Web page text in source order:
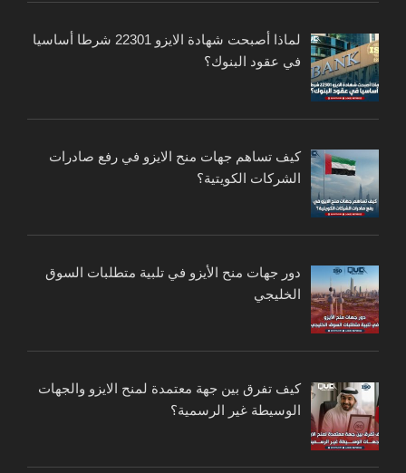
لماذا أصبحت شهادة الايزو 22301 شرطا أساسيا
في عقود البنوك؟
كيف تساهم جهات منح الايزو في رفع صادرات
الشركات الكويتية؟
دور جهات منح الأيزو في تلبية متطلبات السوق
الخليجي
كيف تفرق بين جهة معتمدة لمنح الايزو والجهات
الوسيطة غير الرسمية؟